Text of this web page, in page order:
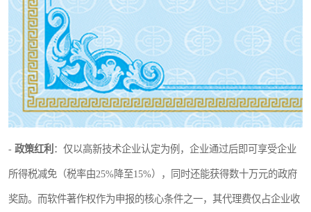
- 政策红利 ：仅以高新技术企业认定为例，企业通过后即可享受企业
所得税减免（税率由25%降至15%），同时还能获得数十万元的政府
奖励。而软件著作权作为申报的核心条件之一，其代理费仅占企业收